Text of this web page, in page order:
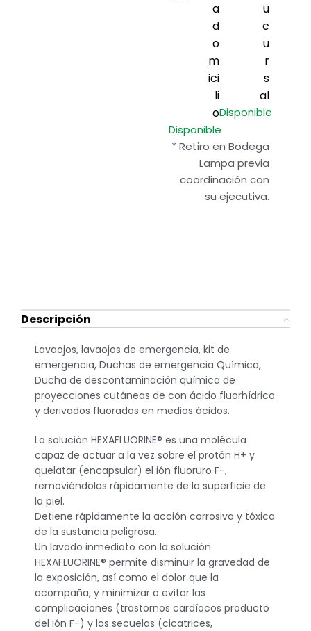
a
d
o
m
ici
li
o
Disponible
u
c
u
r
s
al
Disponible
* Retiro en Bodega
Lampa previa
coordinación con
su ejecutiva.
Descripción
Lavaojos, lavaojos de emergencia, kit de
emergencia, Duchas de emergencia Química,
Ducha de descontaminación química de
proyecciones cutáneas de con ácido fluorhídrico
y derivados fluorados en medios ácidos.
La solución HEXAFLUORINE® es una molécula
capaz de actuar a la vez sobre el protón H+ y
quelatar (encapsular) el ión fluoruro F-,
removiéndolos rápidamente de la superficie de
la piel.
Detiene rápidamente la acción corrosiva y tóxica
de la sustancia peligrosa.
Un lavado inmediato con la solución
HEXAFLUORINE® permite disminuir la gravedad de
la exposición, así como el dolor que la
acompaña, y minimizar o evitar las
complicaciones (trastornos cardíacos producto
del ión F-) y las secuelas (cicatrices,